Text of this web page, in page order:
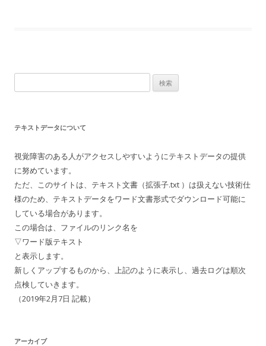
索:
テキストデータについて
視覚障害のある人がアクセスしやすいようにテキストデータの提供
に努めています。
ただ、このサイトは、テキスト文書（拡張子.txt ）は扱えない技術仕
様のため、テキストデータをワード文書形式でダウンロード可能に
している場合があります。
この場合は、ファイルのリンク名を
▽ワード版テキスト
と表示します。
新しくアップするものから、上記のように表示し、過去ログは順次
点検していきます。
（2019年2月7日 記載）
アーカイブ